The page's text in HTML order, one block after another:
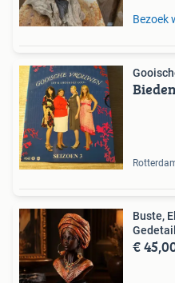
Bezoek
Bieden
Buste,
€